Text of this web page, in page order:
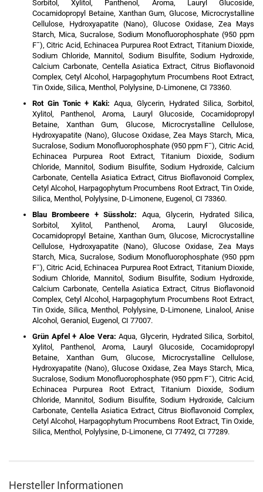
Sorbitol, Xylitol, Panthenol, Aroma, Lauryl Glucoside,
Cocamidopropyl Betaine, Xanthan Gum, Glucose, Microcrystalline
Cellulose, Hydroxyapatite (Nano), Glucose Oxidase, Zea Mays
Starch, Mica, Sucralose, Sodium Monofluorophosphate (950 ppm
F¯), Citric Acid, Echinacea Purpurea Root Extract, Titanium Dioxide,
Sodium Chloride, Mannitol, Sodium Bisulfite, Sodium Hydroxide,
Calcium Carbonate, Centella Asiatica Extract, Citrus Bioflavonoid
Complex, Cetyl Alcohol, Harpagophytum Procumbens Root Extract,
Tin Oxide, Silica, Menthol, Polylysine, D-Limonene, CI 73360.
Rot Gin Tonic + Kaki: Aqua, Glycerin, Hydrated Silica, Sorbitol,
Xylitol, Panthenol, Aroma, Lauryl Glucoside, Cocamidopropyl
Betaine, Xanthan Gum, Glucose, Microcrystalline Cellulose,
Hydroxyapatite (Nano), Glucose Oxidase, Zea Mays Starch, Mica,
Sucralose, Sodium Monofluorophosphate (950 ppm F¯), Citric Acid,
Echinacea Purpurea Root Extract, Titanium Dioxide, Sodium
Chloride, Mannitol, Sodium Bisulfite, Sodium Hydroxide, Calcium
Carbonate, Centella Asiatica Extract, Citrus Bioflavonoid Complex,
Cetyl Alcohol, Harpagophytum Procumbens Root Extract, Tin Oxide,
Silica, Menthol, Polylysine, D-Limonene, Eugenol, CI 73360.
Blau Brombeere + Süssholz: Aqua, Glycerin, Hydrated Silica,
Sorbitol, Xylitol, Panthenol, Aroma, Lauryl Glucoside,
Cocamidopropyl Betaine, Xanthan Gum, Glucose, Microcrystalline
Cellulose, Hydroxyapatite (Nano), Glucose Oxidase, Zea Mays
Starch, Mica, Sucralose, Sodium Monofluorophosphate (950 ppm
F¯), Citric Acid, Echinacea Purpurea Root Extract, Titanium Dioxide,
Sodium Chloride, Mannitol, Sodium Bisulfite, Sodium Hydroxide,
Calcium Carbonate, Centella Asiatica Extract, Citrus Bioflavonoid
Complex, Cetyl Alcohol, Harpagophytum Procumbens Root Extract,
Tin Oxide, Silica, Menthol, Polylysine, D-Limonene, Linalool, Anise
Alcohol, Geraniol, Eugenol, CI 77007.
Grün Apfel + Aloe Vera:Aqua, Glycerin, Hydrated Silica, Sorbitol,
Xylitol, Panthenol, Aroma, Lauryl Glucoside, Cocamidopropyl
Betaine, Xanthan Gum, Glucose, Microcrystalline Cellulose,
Hydroxyapatite (Nano), Glucose Oxidase, Zea Mays Starch, Mica,
Sucralose, Sodium Monofluorophosphate (950 ppm F¯), Citric Acid,
Echinacea Purpurea Root Extract, Titanium Dioxide, Sodium
Chloride, Mannitol, Sodium Bisulfite, Sodium Hydroxide, Calcium
Carbonate, Centella Asiatica Extract, Citrus Bioflavonoid Complex,
Cetyl Alcohol, Harpagophytum Procumbens Root Extract, Tin Oxide,
Silica, Menthol, Polylysine, D-Limonene, CI 77492, CI 77289.
Hersteller Informationen